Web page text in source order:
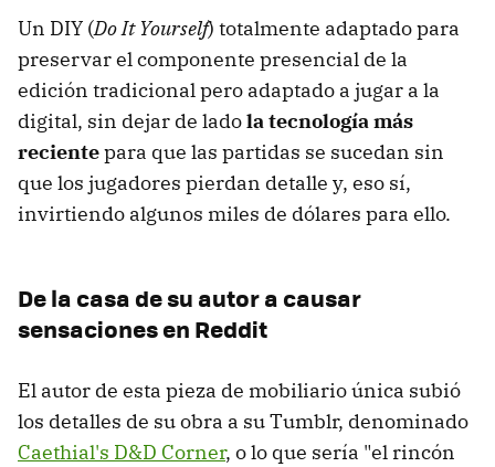
Un DIY (Do It Yourself) totalmente adaptado para
preservar el componente presencial de la
edición tradicional pero adaptado a jugar a la
digital, sin dejar de ladola tecnología más
recientepara que las partidas se sucedan sin
que los jugadores pierdan detalle y, eso sí,
invirtiendo algunos miles de dólares para ello.
De la casa de su autor a causar
sensaciones en Reddit
El autor de esta pieza de mobiliario única subió
los detalles de su obra a su Tumblr, denominado
Caethial's D&D Corner, o lo que sería "el rincón